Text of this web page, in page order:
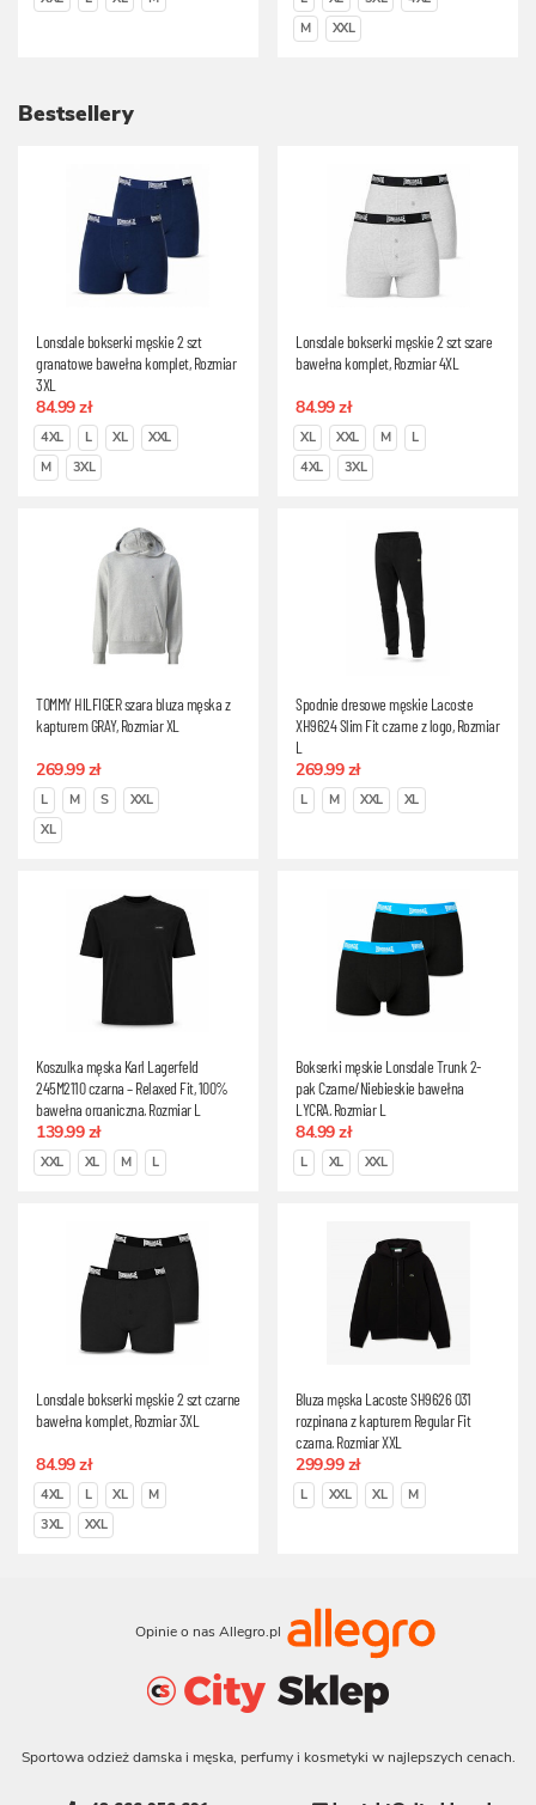
M
XXL
Bestsellery
Lonsdale bokserki męskie 2 szt
granatowe bawełna komplet, Rozmiar
3XL
84.99 zł
4XL L XL
XXL
M
3XL
Lonsdale bokserki męskie 2 szt szare
bawełna komplet, Rozmiar 4XL
84.99 zł
XL XXL M
L
4XL
3XL
TOMMY HILFIGER szara bluza męska z
kapturem GRAY, Rozmiar XL
269.99 zł
L M S
XXL
XL
Spodnie dresowe męskie Lacoste
XH9624 Slim Fit czarne z logo, Rozmiar
L
269.99 zł
L M XXL XL
Koszulka męska Karl Lagerfeld
245M2110 czarna – Relaxed Fit, 100%
bawełna organiczna, Rozmiar L
139.99 zł
XXL XL M L
Bokserki męskie Lonsdale Trunk 2-
pak Czarne/Niebieskie bawełna
LYCRA, Rozmiar L
84.99 zł
L XL XXL
Lonsdale bokserki męskie 2 szt czarne
bawełna komplet, Rozmiar 3XL
84.99 zł
4XL L XL
M
3XL
XXL
Bluza męska Lacoste SH9626 031
rozpinana z kapturem Regular Fit
czarna, Rozmiar XXL
299.99 zł
L XXL XL M
Opinie o nas Allegro.pl
Sportowa odzież damska i męska, perfumy i kosmetyki w najlepszych cenach.